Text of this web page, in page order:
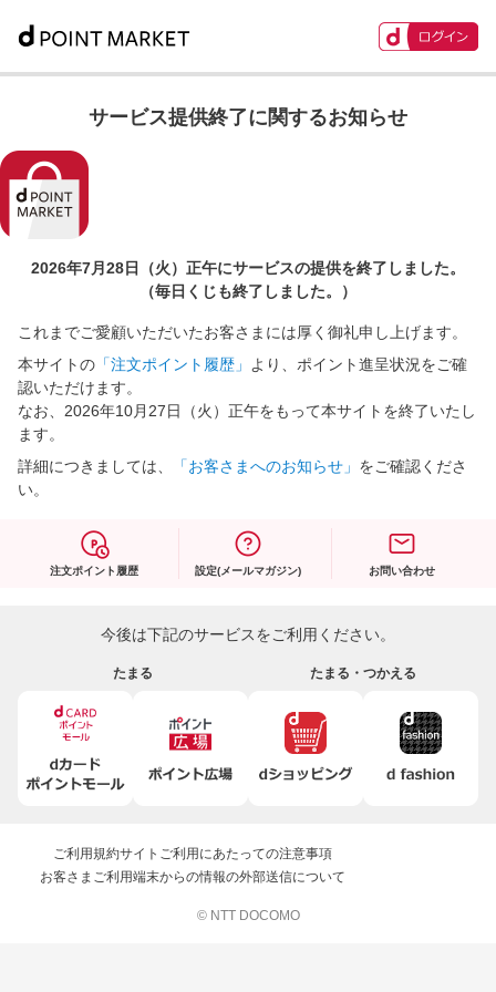
サービス提供終了に関するお知らせ
2026年7月28日（火）正午にサービスの提供を終了しました。
（毎日くじも終了しました。）
これまでご愛顧いただいたお客さまには厚く御礼申し上げます。
本サイトの 「注文ポイント履歴」
より、ポイント進呈状況をご確
認いただけます。
なお、2026年10月27日（火）正午をもって本サイトを終了いたし
ます。
詳細につきましては、
「お客さまへのお知らせ」 をご確認くださ
い。
注文ポイント履歴 設定(メールマガジン) お問い合わせ
今後は下記のサービスをご利用ください。
たまる たまる・つかえる
ご利用規約サイトご利用にあたっての注意事項
お客さまご利用端末からの情報の外部送信について
© NTT DOCOMO